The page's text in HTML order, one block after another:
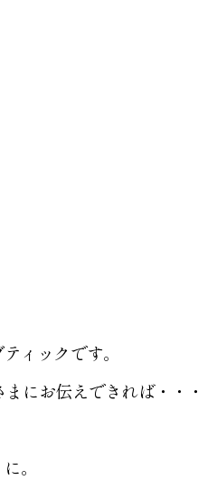
ィックです。
にお伝えできれば・・・
。